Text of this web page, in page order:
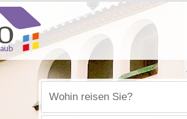
Wohin reisen Sie?